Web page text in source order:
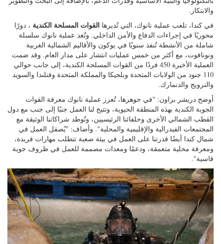
بالتكنولوجيا والبنية الأساسية وقدرات الدعم، بالإضافة إلى البحث والتطوير
والابتكار.
في كندا، تلعب عملية نانوك، التي تُديرهاالقوات المسلحة الكندية، دورًا
محوريًا في إجراءات الدفاع والأمن الداخلي. وتُعد عملية نانوك سلسلة
شاملة من الأنشطة تُنفذ سنويًا في يوكون والأقاليم الشمالية الغربية
ونونافوت، مع أكثر من خمس عمليات انتشار على مدار العام. وقد ضمت
العملية الأخيرة 450 فردًا من القوات المسلحة الكندية، إلى جانب حوالي
110 جنود من الولايات المتحدة وبلجيكا والمملكة المتحدة وفنلندا والسويد
والنرويج والدنمارك.
أوضح دريشر براون: "في جوهرها، تُعزز عملية نانوك معرفة القوات
الجوية الكندية بهذه المنطقة الحيوية، وتتيح لنا العمل جنبًا إلى جنب مع دول
القطب الشمالي الأخرى وحلفائنا الرئيسيين، وتُوطد شراكاتنا الوثيقة مع
المجتمعات الفيدرالية والإقليمية والمحلية". وأضاف: "يُصقل العمل في
شمال كندا أيضًا قدرتنا على العمل في بيئة صعبة تتطلب مهارات فريدة،
ومعرفة محلية متعمقة، ودعمًا ومعدات مصممة للعمل في ظروف جوية
قاسية".